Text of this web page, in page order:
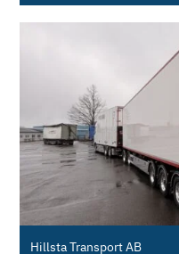
Hillsta Transport AB